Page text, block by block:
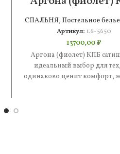
сатин 1.6
СПАЛЬНЯ, Постельное белье
Артикул: 1.6-5650
13700,00₽
Аргона (фиолет) КПБ
идеальный выбор для
одинаково ценит комфорт,